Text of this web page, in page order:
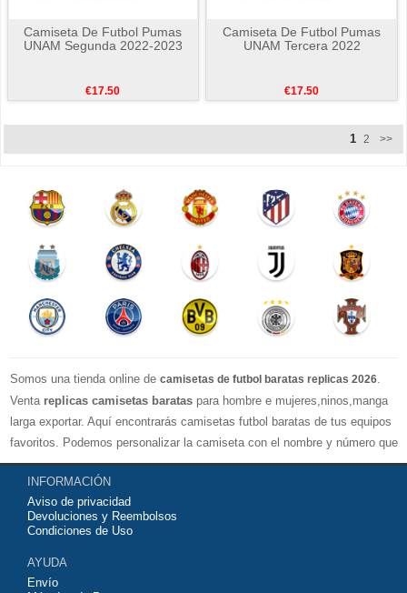
Camiseta De Futbol Pumas
UNAM Segunda 2022-2023
€17.50
Camiseta De Futbol Pumas
UNAM Tercera 2022
€17.50
1 2 >>
Somos una tienda online de camisetas de futbol baratas replicas 2026.
Venta replicas camisetas baratas para hombre e mujeres,ninos,manga
larga exportar. Aquí encontrarás camisetas futbol baratas de tus equipos
favoritos. Podemos personalizar la camiseta con el nombre y número que
quieras. Nuestrascamisetas de futbol replicasson de máxima calidad
tailandesa por lo que estamos convencidos que quedarás muy satisfecho
con ella. Estas camisetas tienen un tejido transpirable por lo que te
servirán para jugar al fútbol o simplemente para animar a tu equipo
contáctanos y haremos lo posible para conseguirtela lo más barata
posible.
INFORMACIÓN
Aviso de privacidad
Devoluciones y Reembolsos
Condiciones de Uso
AYUDA
Envío